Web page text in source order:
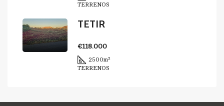
TERRENOS
TETIR
€118.000
2500m²
TERRENOS